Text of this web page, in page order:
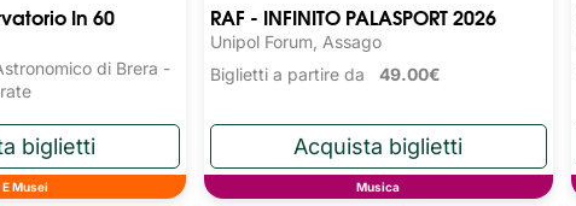
In 60
di Brera -
Musei
RAF - INFINITO PALASPORT 2026
Unipol Forum, Assago
Biglietti a partire da 49.00€
Musica